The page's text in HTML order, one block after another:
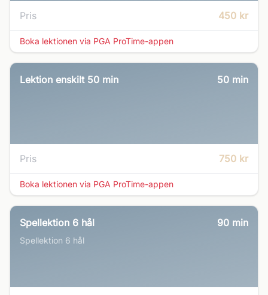
Pris 450 kr
Boka lektionen via PGA ProTime-appen
Lektion enskilt 50 min 50 min
Pris 750 kr
Boka lektionen via PGA ProTime-appen
Spellektion 6 hål 90 min
Spellektion 6 hål